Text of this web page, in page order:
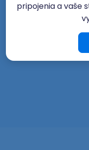
pripojenia a vaše